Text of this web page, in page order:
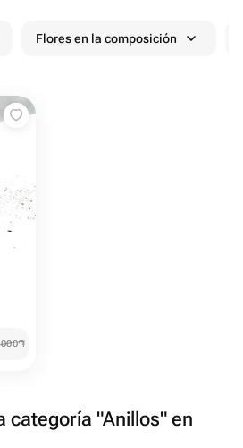
Flores en la composición
֏
categoría "Anillos" en